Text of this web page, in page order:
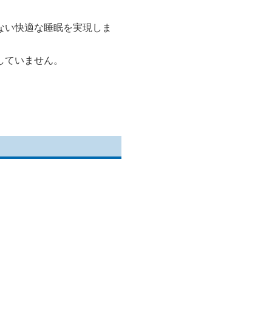
快適な睡眠を実現しま
いません。